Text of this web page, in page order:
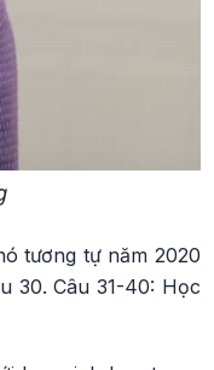
tương tự năm 2020
30. Câu 31-40: Học